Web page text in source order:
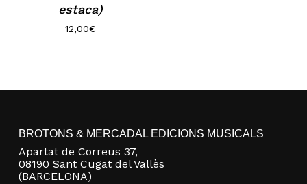
No hay productos en el carrito.
Go to shop
estaca)
12,00€
BROTONS & MERCADAL EDICIONS MUSICALS
Apartat de Correus 37,
08190 Sant Cugat del Vallès
(BARCELONA)